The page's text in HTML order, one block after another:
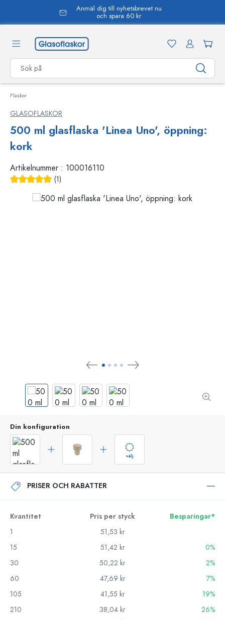
Anmäl dig till nyhetsbrevet nu
och spara 60 kr
Flaskor
GLASOFLASKOR
500 ml glasflaska 'Linea Uno', öppning:
kork
Artikelnummer : 100016110
(1)
Din konfiguration
välj
PRISER OCH RABATTER
Kvantitet Pris per styck
Besparingar*
1
51,53 kr
15
51,42 kr
0%
30
50,22 kr
2%
60
47,69 kr
7%
105
41,55 kr
19%
210
38,04 kr
26%